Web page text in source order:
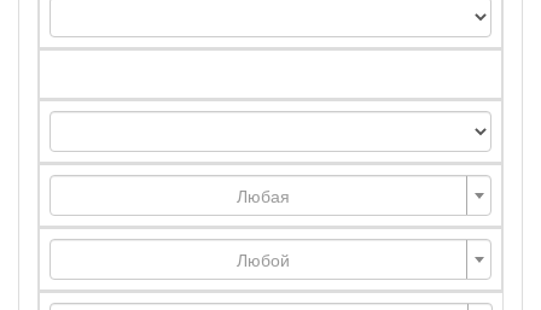
Любая
Любой